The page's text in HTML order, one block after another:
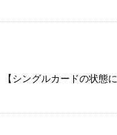
シングルカードの状